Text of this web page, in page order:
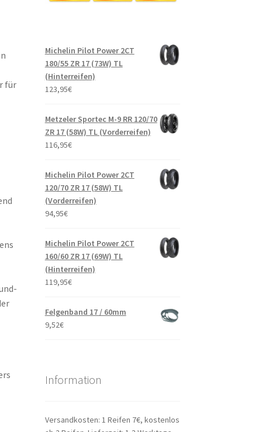
für
Michelin Pilot Power 2CT
180/55 ZR 17 (73W) TL
(Hinterreifen)
123,95€
Metzeler Sportec M-9 RR 120/70
ZR 17 (58W) TL (Vorderreifen)
116,95€
Michelin Pilot Power 2CT
120/70 ZR 17 (58W) TL
(Vorderreifen)
94,95€
Michelin Pilot Power 2CT
160/60 ZR 17 (69W) TL
(Hinterreifen)
119,95€
Felgenband 17 / 60mm
9,52€
Information
Versandkosten: 1 Reifen 7€, kostenlos